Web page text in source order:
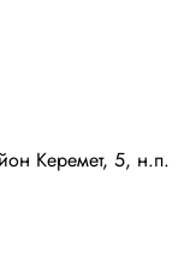
Керемет, 5, н.п.